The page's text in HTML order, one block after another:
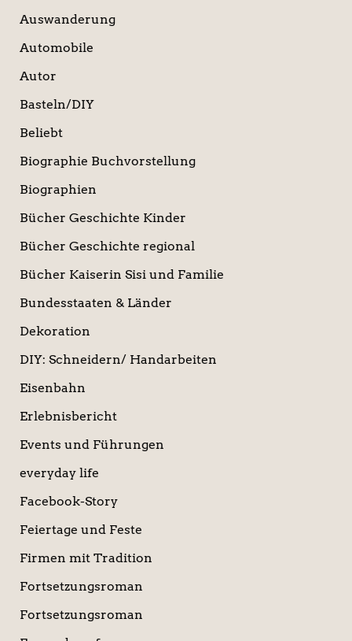
Auswanderung
Automobile
Autor
Basteln/DIY
Beliebt
Biographie Buchvorstellung
Biographien
Bücher Geschichte Kinder
Bücher Geschichte regional
Bücher Kaiserin Sisi und Familie
Bundesstaaten & Länder
Dekoration
DIY: Schneidern/ Handarbeiten
Eisenbahn
Erlebnisbericht
Events und Führungen
everyday life
Facebook-Story
Feiertage und Feste
Firmen mit Tradition
Fortsetzungsroman
Fortsetzungsroman